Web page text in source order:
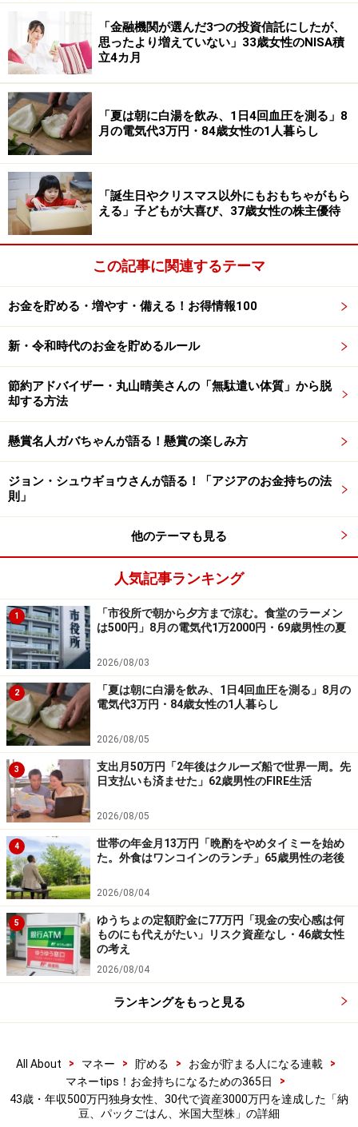
具体的な資産形成方法は、「生活費を削って月8万円で
生活し月8万円を貯金。（生活費の）内訳は家賃4万6000
円、水道光熱費7000円、携帯・通信費1000円、食費1万
円、ガソリン1万円、電車代・服・日用品6000円」と詳
細に記録してきた様子。
「携帯はモバイルWi-Fiを常時持ち歩き、電話はSkype番
号を取って無料電話を使用。エアコンはつけず扇風機と
カーボンヒーターを使用。米は農家から10kg3000円で買
い、9カ月持たせる。外食は週に一度2000円まで。その
他の食事はほぼ納豆ご飯一品のみ。所持カード等は楽天
経済圏に統一。ただし、ポイントや特典があれば他カー
ドを申し込む。靴下や服は穴が開いたら縫って着る。車
は中古で安い軽を買う。車も車検も自動車保険も相見積
ない。日本は医療保障が充実しているので必要ない」と
文字通り徹底した節約で、目標に向けてまい進していっ
たとのこと。
その結果「28歳くらいまで」に資産1000万円に到達。
月8万円の生活は変えず「月12万円とボーナスは全額貯
金。電車通勤は途中でお金を使う誘惑が多いので車通勤
の会社へ転職し、正解だった。トイレ、お茶飲み、歯磨
きなどは会社で行う。会社で祝い金が出る資格を取
る」。また「米REIT投資に挑戦し、400万円儲けた」と
投資での成功もあったそうです。
「資産が増えても生活レベルをとにかく上
げない」
その後も月8万円での生活は続き、昇給とともに月の貯
金額も「14万円」になったそう。
資産2000万円も「33歳くらいまで」に達成。ただ「米
REITが下がってきて、配当金のような形でもらった分、
さらに利益が減るとわかりやめた。米株は損してばかり
だった。良い株の探し方がわからなかった。日本株を楽
天の他、3～4銘柄買った」と運用では苦戦が続いていた
とも。
大台の資産3000万円には「37歳くらい」で到達。その頃
の生活費は「月9万円」、月の貯金額は変わらず「14万
円」。「米株はよく知る会社を買うと良いと聞き、マイ
現在は4000万円近い資産のある投稿者。
「金融機関が選んだ3つの投資信託にしたが、
思ったより増えていない」33歳女性のNISA積
立4カ月
「夏は朝に白湯を飲み、1日4回血圧を測る」8
月の電気代3万円・84歳女性の1人暮らし
「誕生日やクリスマス以外にもおもちゃがもら
える」子どもが大喜び、37歳女性の株主優待
この記事に関連するテーマ
お金を貯める・増やす・備える！お得情報100
新・令和時代のお金を貯めるルール
節約アドバイザー・丸山晴美さんの「無駄遣い体質」から脱
却する方法
懸賞名人ガバちゃんが語る！懸賞の楽しみ方
ジョン・シュウギョウさんが語る！「アジアのお金持ちの法
則」
他のテーマも見る
人気記事ランキング
1
「市役所で朝から夕方まで涼む。食堂のラーメン
は500円」8月の電気代1万2000円・69歳男性の夏
2026/08/03
2
「夏は朝に白湯を飲み、1日4回血圧を測る」8月の
電気代3万円・84歳女性の1人暮らし
2026/08/05
3
支出月50万円「2年後はクルーズ船で世界一周。先
日支払いも済ませた」62歳男性のFIRE生活
2026/08/05
4
世帯の年金月13万円「晩酌をやめタイミーを始め
た。外食はワンコインのランチ」65歳男性の老後
2026/08/04
5
ゆうちょの定額貯金に77万円「現金の安心感は何
ものにも代えがたい」リスク資産なし・46歳女性
の考え
2026/08/04
ランキングをもっと見る
All About > マネー > 貯める > お金が貯まる人になる連載
>
マネーtips！お金持ちになるための365日
>
43歳・年収500万円独身女性、30代で資産3000万円を達成した「納
豆、パックごはん、米国大型株」の詳細